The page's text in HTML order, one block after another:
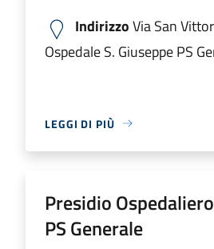
IndirizzoVia San
Ospedale S. Giuseppe PS
LEGGI DI PIÙ
Presidio
PS Generale